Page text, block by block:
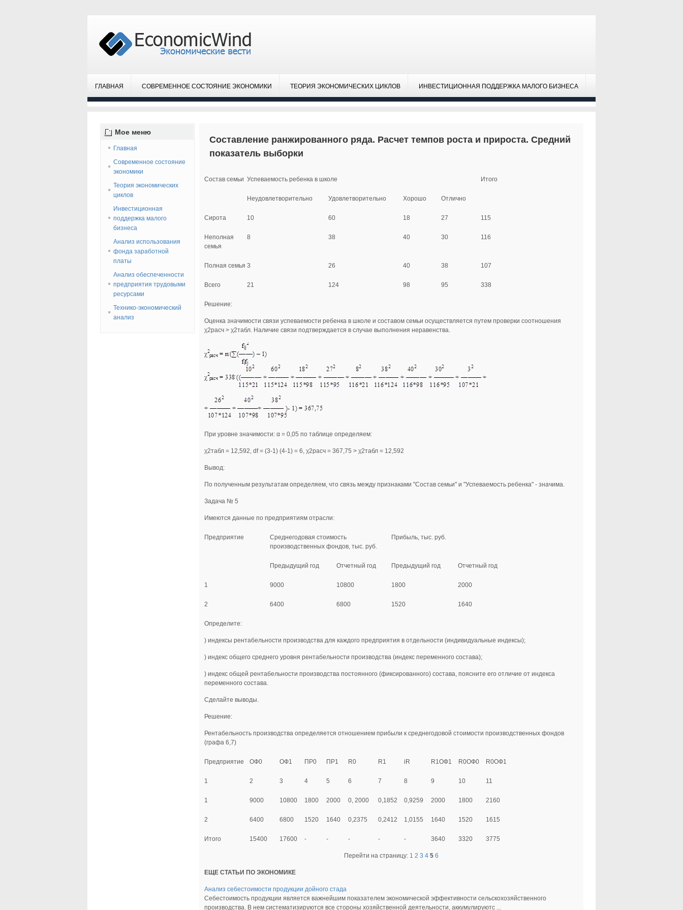
ГЛАВНАЯ СОВРЕМЕННОЕ СОСТОЯНИЕ ЭКОНОМИКИ ТЕОРИЯ ЭКОНОМИЧЕСКИХ ЦИКЛОВ ИНВЕСТИЦИОННАЯ ПОДДЕРЖКА МАЛОГО БИЗНЕСА
Составление ранжированного ряда. Расчет темпов роста и прироста. Средний
показатель выборки
Состав семьи Успеваемость ребенка в школе Итого
Неудовлетворительно Удовлетворительно Хорошо Отлично
Сирота 10 60 18 27 115
Неполная
семья
8 38 40 30 116
Полная семья 3 26 40 38 107
Всего 21 124 98 95 338
Решение:
Оценка значимости связи успеваемости ребенка в школе и составом семьи осуществляется путем проверки соотношения
χ2расч > χ2табл. Наличие связи подтверждается в случае выполнения неравенства.
При уровне значимости: α = 0,05 по таблице определяем:
χ2табл = 12,592, df = (3-1) (4-1) = 6, χ2расч = 367,75 > χ2табл = 12,592
Вывод:
По полученным результатам определяем, что связь между признаками "Состав семьи" и "Успеваемость ребенка" - значима.
Задача № 5
Имеются данные по предприятиям отрасли:
Предприятие
Среднегодовая стоимость
производственных фондов, тыс. руб.
Прибыль, тыс. руб.
Предыдущий год Отчетный год Предыдущий год Отчетный год
1 9000 10800 1800 2000
2 6400 6800 1520 1640
Определите:
) индексы рентабельности производства для каждого предприятия в отдельности (индивидуальные индексы);
) индекс общего среднего уровня рентабельности производства (индекс переменного состава);
) индекс общей рентабельности производства постоянного (фиксированного) состава, поясните его отличие от индекса
переменного состава.
Сделайте выводы.
Решение:
Рентабельность производства определяется отношением прибыли к среднегодовой стоимости производственных фондов
(графа 6,7)
Предприятие ОФ0 ОФ1 ПР0 ПР1 R0 R1 iR R1ОФ1 R0ОФ0 R0ОФ1
1 2 3 4 5 6 7 8 9 10 11
1 9000 10800 1800 2000 0, 2000 0,1852 0,9259 2000 1800 2160
2 6400 6800 1520 1640 0,2375 0,2412 1,0155 1640 1520 1615
Итого 15400 17600 - - - - - 3640 3320 3775
Перейти на страницу: 1 2 3 4 5 6
ЕЩЕ СТАТЬИ ПО ЭКОНОМИКЕ
Анализ себестоимости продукции дойного стада
Себестоимость продукции является важнейшим показателем экономической эффективности сельскохозяйственного
производства. В нем систематизируются все стороны хозяйственной деятельности, аккумулируютс ...
Мое меню
Главная
Современное состояние
экономики
Теория экономических
циклов
Инвестиционная
поддержка малого
бизнеса
Анализ использования
фонда заработной
платы
Анализ обеспеченности
предприятия трудовыми
ресурсами
Технико-экономический
анализ